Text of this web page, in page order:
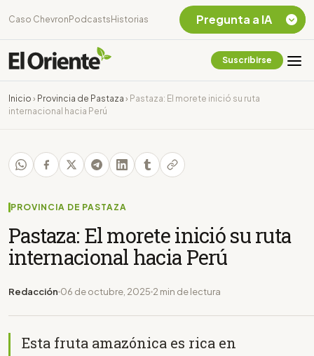
Caso Chevron Podcasts Historias
Suscribirse
Inicio › Provincia de Pastaza › Pastaza: El morete inició su ruta
internacional hacia Perú
PROVINCIA DE PASTAZA
Pastaza: El morete inició su ruta
internacional hacia Perú
Redacción 06 de octubre, 2025 2 min de lectura
Esta fruta amazónica es rica en
Pregunta a IA
Chevron Ecuador